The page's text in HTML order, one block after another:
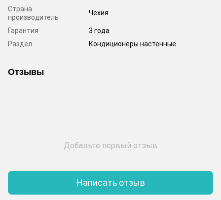
Страна
производитель
Чехия
Гарантия
3 года
Раздел
Кондиционеры настенные
Отзывы
Добавьте первый отзыв
Написать отзыв